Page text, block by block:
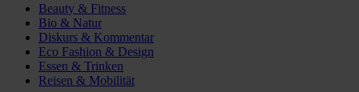
Beauty & Fitness
Bio & Natur
Diskurs & Kommentar
Eco Fashion & Design
Essen & Trinken
Reisen & Mobilität